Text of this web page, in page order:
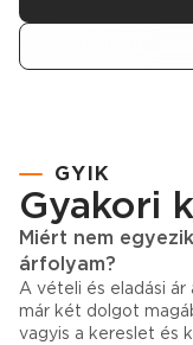
GYIK
Gyakori
Miért nem
árfolyam?
A vételi és eladási
már két dolgot
vagyis a kereslet és